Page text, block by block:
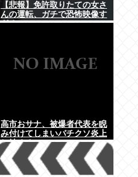
【悲報】免許取りたての女さ
んの運転、ガチで恐怖映像す
ぎるwww
高市おサナ、被爆者代表を睨
み付けてしまいバチクソ炎上
し始めるw w w w w w w w
w w